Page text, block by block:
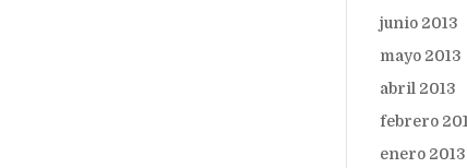
junio 2013
mayo 2013
abril 2013
febrero
enero 2013